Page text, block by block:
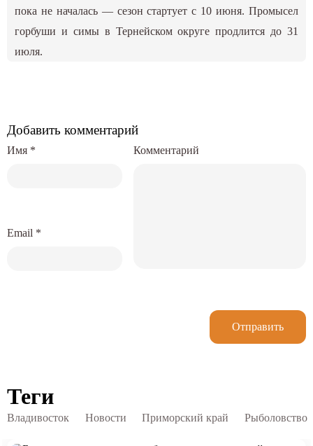
пока не началась — сезон стартует с 10 июня. Промысел
горбуши и симы в Тернейском округе продлится до 31
июля.
Добавить комментарий
Комментарий
Имя *
Email *
Отправить
Теги
Владивосток Новости Приморский край Рыболовство